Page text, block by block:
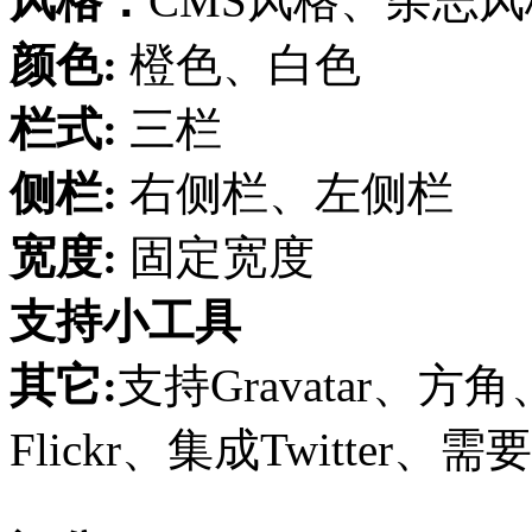
颜色: 橙色、白色
栏式: 三栏
侧栏: 右侧栏、左侧栏
宽度: 固定宽度
支持小工具
其它:支持Gravatar、方
Flickr、集成Twitter、需